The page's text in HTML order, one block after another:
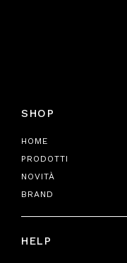
SHOP
HOME
PRODOTTI
NOVITÀ
BRAND
HELP